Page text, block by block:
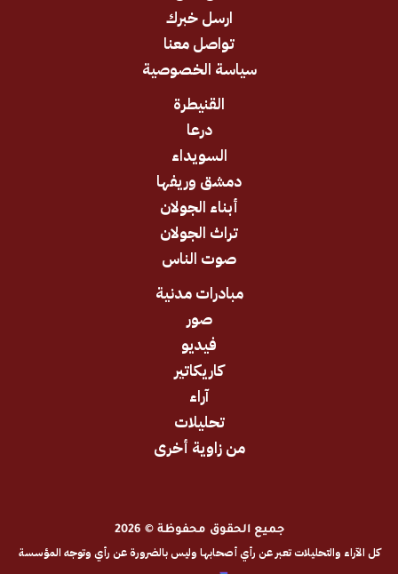
ارسل خبرك
تواصل معنا
سياسة الخصوصية
دمشق وريفها
أبناء الجولان
تراث الجولان
صوت الناس
مبادرات مدنية
من زاوية أخرى
جميع الحقوق محفوظة © 2026
تعبر عن رأي أصحابها وليس بالضرورة عن رأي وتوجه المؤسسة